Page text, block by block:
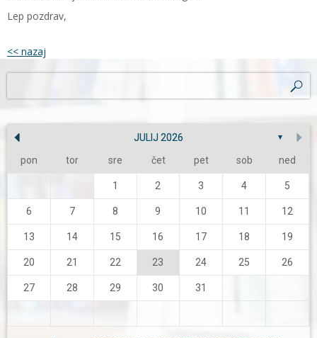
Lep pozdrav,
<< nazaj
JULIJ 2026 ▼
pon tor sre čet pet sob ned
1 2 3 4 5
6 7 8 9 10 11 12
13 14 15 16 17 18 19
20 21 22 23 24 25 26
27 28 29 30 31